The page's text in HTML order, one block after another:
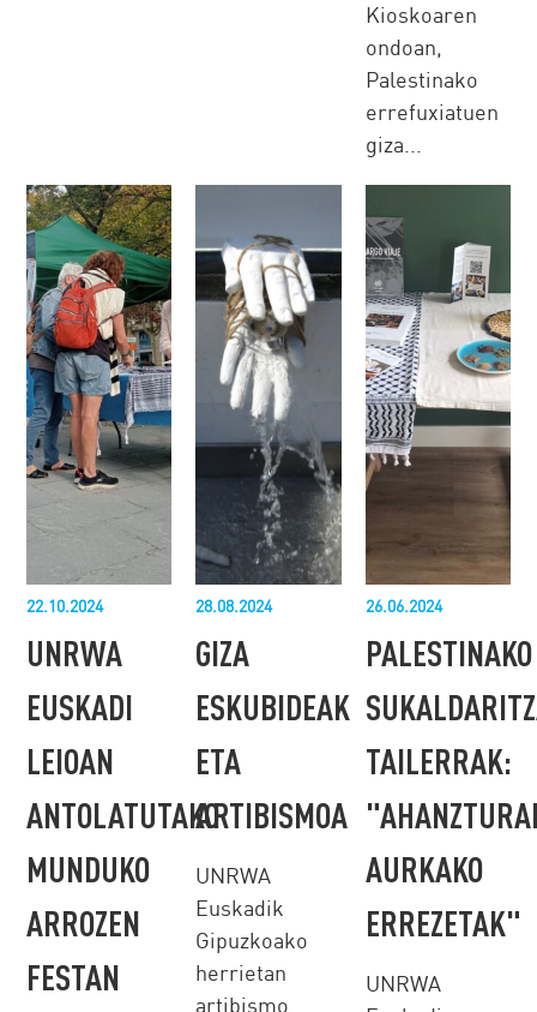
Kioskoaren
ondoan,
Palestinako
errefuxiatuen
giza...
22.10.2024
UNRWA
EUSKADI
LEIOAN
ANTOLATUTAKO
MUNDUKO
ARROZEN
FESTAN
28.08.2024
GIZA
ESKUBIDEAK
ETA
ARTIBISMOA
UNRWA
Euskadik
Gipuzkoako
herrietan
artibismo
26.06.2024
PALESTINAKO
TAILERRAK:
AURKAKO
ERREZETAK"
UNRWA